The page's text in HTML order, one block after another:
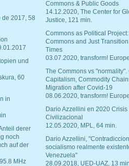
de 2017, 58
und
60
in
derer
noch
auf der
MHz
Commons & Public Goods
14.12.2020, The Center for
Justice, 121 min.
Commons as Political Project:
Commons and Just
Times
03.07.2020, transform!
The Commons vs "normality".
Capitalism, Commodity
Migration after Covid-19
08.06.2020, transform!
Dario Azzellini en 2020 Crisis
Civilizacional
12.05.2020, MPL, 64 min.
Dario Azzellini,
socialismo realmente
Venezuela"
28.09.2018, UED-UAZ, 13